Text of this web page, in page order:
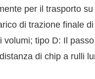
per il trasporto
di trazione finale
volumi; tipo D: Il
di chip a rulli